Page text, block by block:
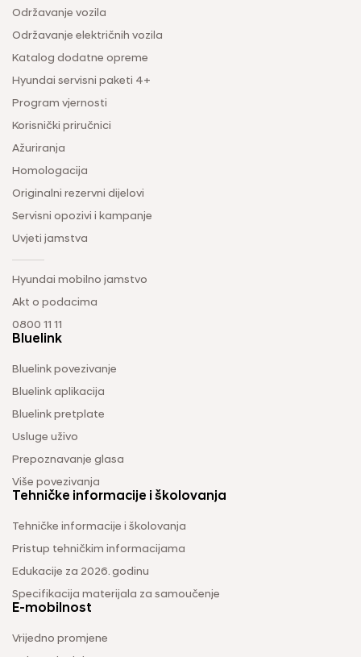
Održavanje vozila
Održavanje električnih vozila
Katalog dodatne opreme
Hyundai servisni paketi 4+
Program vjernosti
Korisnički priručnici
Ažuriranja
Homologacija
Originalni rezervni dijelovi
Servisni opozivi i kampanje
Uvjeti jamstva
Hyundai mobilno jamstvo
Akt o podacima
0800 11 11
Bluelink
Bluelink povezivanje
Bluelink aplikacija
Bluelink pretplate
Usluge uživo
Prepoznavanje glasa
Više povezivanja
Tehničke informacije i školovanja
Tehničke informacije i školovanja
Pristup tehničkim informacijama
Edukacije za 2026. godinu
Specifikacija materijala za samoučenje
E-mobilnost
Vrijedno promjene